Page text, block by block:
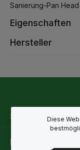
Sanierung-Pan
Eigenschaften
Hersteller
Service-Hotline
Rechtliche
Diese